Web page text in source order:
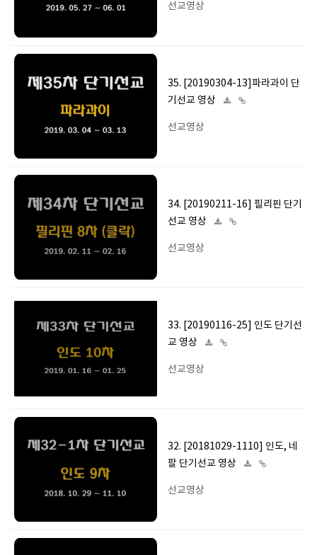
선교영상
35. [20190304-13]파라과이 단
기선교 영상
선교영상
34. [20190211-16] 필리핀 단기
선교 영상
선교영상
33. [20190116-25] 인도 단기선
교 영상
선교영상
32. [20181029-1110] 인도, 네
팔 단기선교 영상
선교영상